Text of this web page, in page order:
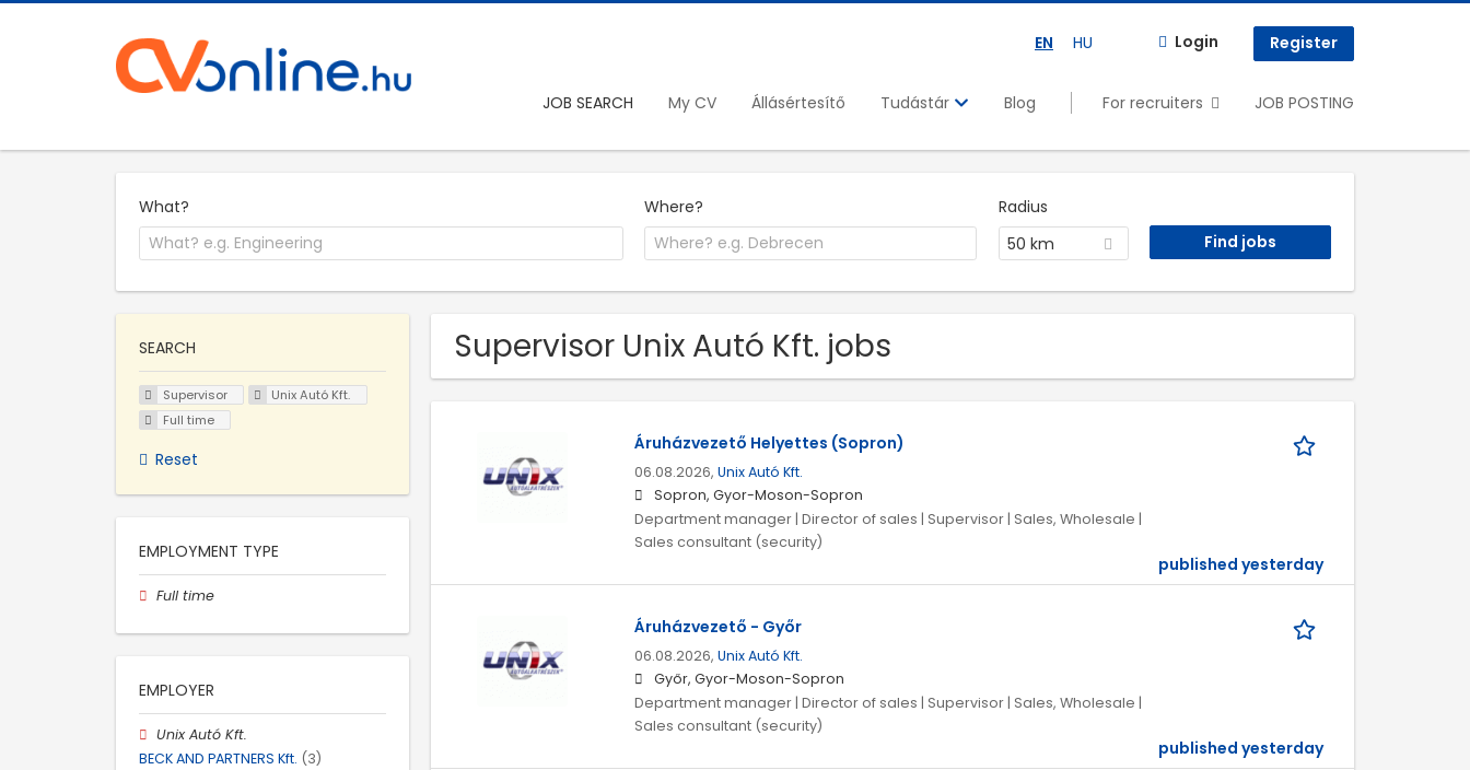
EN HU Login Register
JOB SEARCH My CV Állásértesítő Tudástár Blog For recruiters JOB POSTING
What? Where?
Radius
50 km
Supervisor Unix Autó Kft. jobs
Áruházvezető Helyettes (Sopron)
06.08.2026, Unix Autó Kft.
Sopron, Gyor-Moson-Sopron
Department manager | Director of sales | Supervisor | Sales, Wholesale |
Sales consultant (security)
published yesterday
Áruházvezető - Győr
06.08.2026, Unix Autó Kft.
Győr, Gyor-Moson-Sopron
Department manager | Director of sales | Supervisor | Sales, Wholesale |
Sales consultant (security)
published yesterday
SEARCH
Supervisor
Unix Autó Kft.
Full time
Reset
EMPLOYMENT TYPE
Full time
EMPLOYER
Unix Autó Kft.
BECK AND PARTNERS Kft. (3)